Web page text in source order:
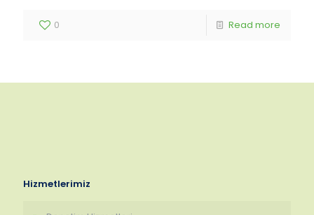
0 Read more
Hizmetlerimiz